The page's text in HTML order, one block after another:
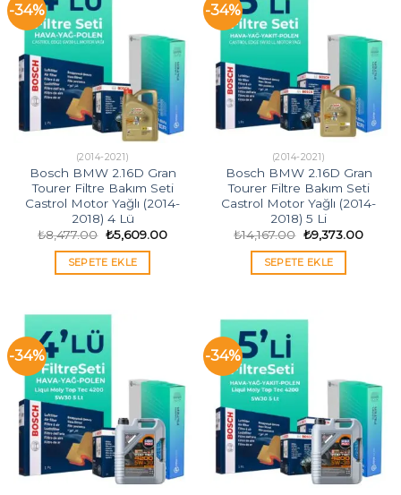
-34%
(2014-2021)
Bosch BMW 2.16D Gran
Tourer Filtre Bakım Seti
Castrol Motor Yağlı (2014-
2018) 4 Lü
₺8,477.00 Orijinal
fiyat:
₺8,477.00.
₺5,609.00Şu
SEPETE EKLE
-34%
(2014-2021)
Bosch BMW 2.16D Gran
Tourer Filtre Bakım Seti
Castrol Motor Yağlı (2014-
2018) 5 Li
₺14,167.00 Orijinal
fiyat:
₺14,167.00.
₺9,373.00Şu
SEPETE EKLE
-34% -34%